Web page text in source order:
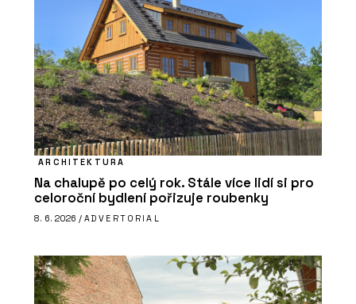
ARCHITEKTURA
Na chalupě po celý rok. Stále více lidí si pro
celoroční bydlení pořizuje roubenky
8. 6. 2026 / ADVERTORIAL